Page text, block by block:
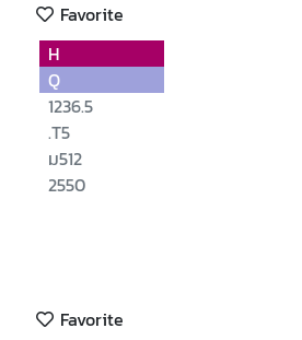
Favorite
H
Q
1236.5
.T5
ม512
2550
Favorite